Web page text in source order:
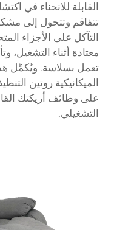
القابلة للانحناء في
تتفاقم وتتحول إلى
التآكل على الأجزاء
معتادة أثناء التشغيل،
تعمل بسلاسة. ويُكمِّل
الميكانيكية روتين
على وظائف أريكتك
التشغيلي.